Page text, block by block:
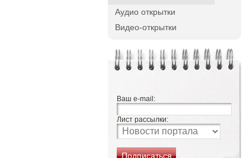
Аудио открытки
Видео-открытки
Ваш e-mail:
Лист рассылки: